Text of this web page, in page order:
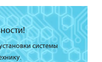
системы